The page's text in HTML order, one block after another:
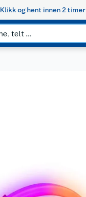
Klikk og hent innen 2 timer